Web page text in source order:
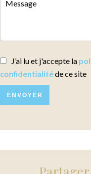
J’ai lu et j'accepte la
confidentialitéde ce site
ENVOYER